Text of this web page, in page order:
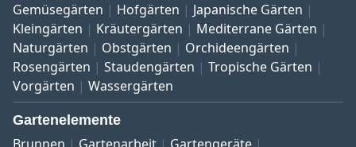
Gemüsegärten
Hofgärten
Japanische Gärten
Kleingärten
Kräutergärten
Mediterrane Gärten
Naturgärten
Obstgärten
Orchideengärten
Rosengärten
Staudengärten
Tropische Gärten
Vorgärten
Wassergärten
Gartenelemente